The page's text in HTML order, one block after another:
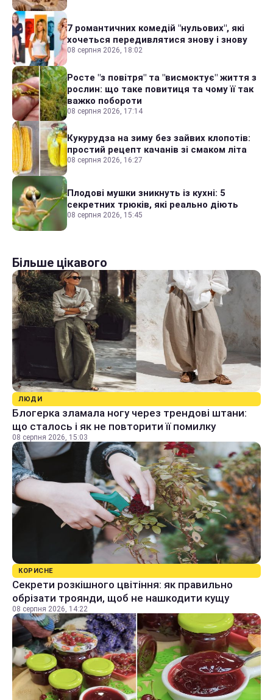
7 романтичних комедій "нульових", які
хочеться передивлятися знову і знову
08 серпня 2026, 18:02
Росте "з повітря" та "висмоктує" життя з
рослин: що таке повитиця та чому її так
важко побороти
08 серпня 2026, 17:14
Кукурудза на зиму без зайвих клопотів:
простий рецепт качанів зі смаком літа
08 серпня 2026, 16:27
Плодові мушки зникнуть із кухні: 5
секретних трюків, які реально діють
08 серпня 2026, 15:45
Більше цікавого
ЛЮДИ
Блогерка зламала ногу через трендові штани:
що сталось і як не повторити її помилку
08 серпня 2026, 15:03
КОРИСНЕ
Секрети розкішного цвітіння: як правильно
обрізати троянди, щоб не нашкодити кущу
08 серпня 2026, 14:22